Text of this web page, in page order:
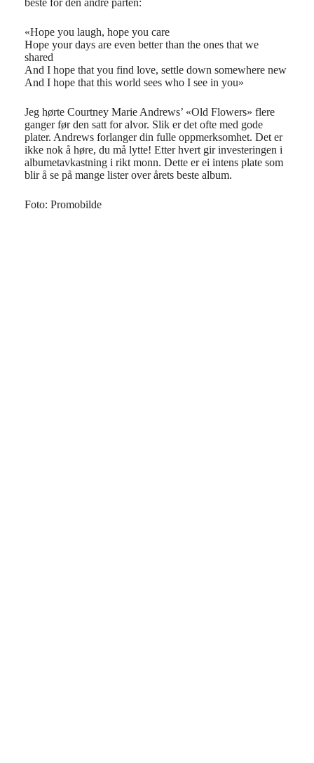
«Hope you laugh, hope you care
Hope your days are even better than the ones that we
shared
And I hope that you find love, settle down somewhere new
And I hope that this world sees who I see in you»
Jeg hørte Courtney Marie Andrews’ «Old Flowers» flere
ganger før den satt for alvor. Slik er det ofte med gode
plater. Andrews forlanger din fulle oppmerksomhet. Det er
ikke nok å høre, du må lytte! Etter hvert gir investeringen i
albumetavkastning i rikt monn. Dette er ei intens plate som
blir å se på mange lister over årets beste album.
Foto: Promobilde